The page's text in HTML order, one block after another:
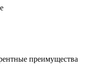
преимущества